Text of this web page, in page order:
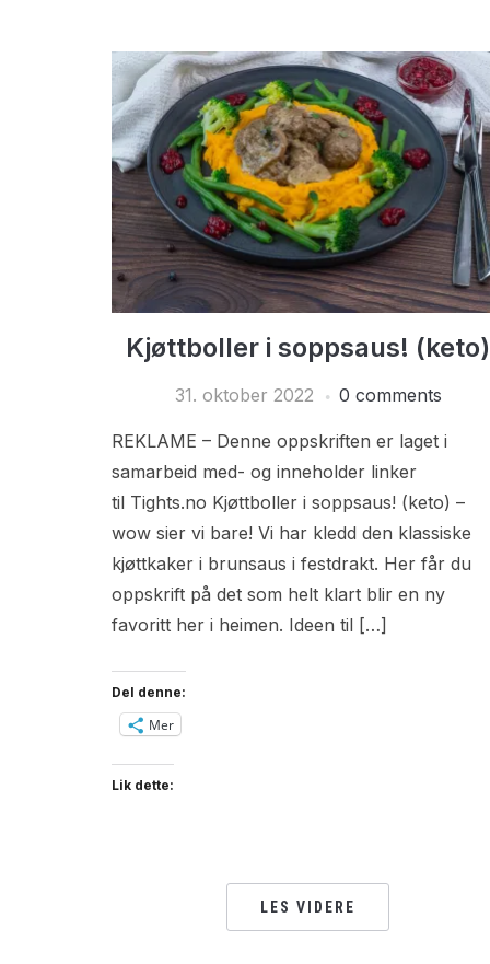
Kjøttboller i soppsaus! (keto)
31. oktober 2022 0 comments
REKLAME – Denne oppskriften er laget i
samarbeid med- og inneholder linker
til Tights.no Kjøttboller i soppsaus! (keto) –
wow sier vi bare! Vi har kledd den klassiske
kjøttkaker i brunsaus i festdrakt. Her får du
oppskrift på det som helt klart blir en ny
favoritt her i heimen. Ideen til […]
Del denne:
Mer
Lik dette:
LES VIDERE